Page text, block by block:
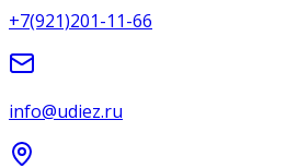
+7(921)201-11-66
info@udiez.ru